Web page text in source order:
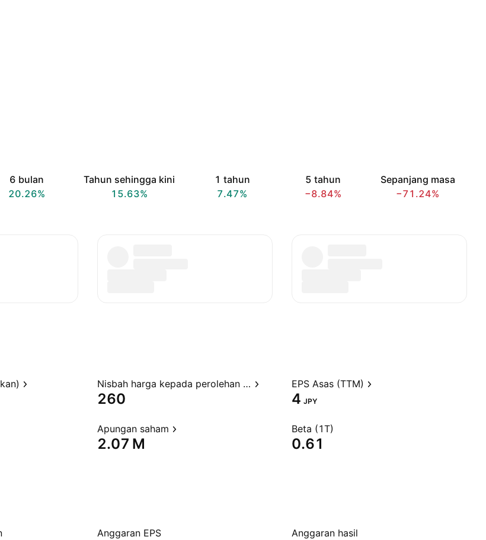
6 bulan
20.26%
Tahun sehingga kini
15.63%
1 tahun
7.47%
5 tahun
−8.84%
Sepanjang masa
−71.24%
Nisbah harga kepada perolehan (TTM)
260
EPS Asas (TTM)
4 JPY
Apungan saham
‪2.07 M‬
Beta (1T)
0.61
Anggaran EPS Anggaran hasil